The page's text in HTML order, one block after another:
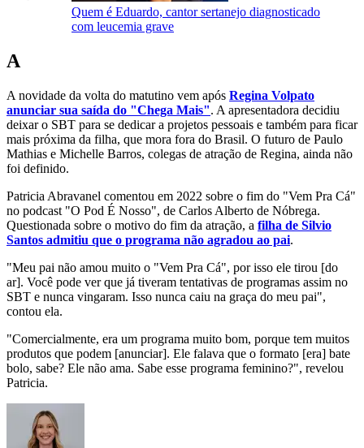
Quem é Eduardo, cantor sertanejo diagnosticado
com leucemia grave
A
A novidade da volta do matutino vem após Regina Volpato
anunciar sua saída do "Chega Mais". A apresentadora decidiu
deixar o SBT para se dedicar a projetos pessoais e também para ficar
mais próxima da filha, que mora fora do Brasil. O futuro de Paulo
Mathias e Michelle Barros, colegas de atração de Regina, ainda não
foi definido.
Patricia Abravanel comentou em 2022 sobre o fim do "Vem Pra Cá"
no podcast "O Pod É Nosso", de Carlos Alberto de Nóbrega.
Questionada sobre o motivo do fim da atração, a filha de Silvio
Santos admitiu que o programa não agradou ao pai.
"Meu pai não amou muito o "Vem Pra Cá", por isso ele tirou [do
ar]. Você pode ver que já tiveram tentativas de programas assim no
SBT e nunca vingaram. Isso nunca caiu na graça do meu pai",
contou ela.
"Comercialmente, era um programa muito bom, porque tem muitos
produtos que podem [anunciar]. Ele falava que o formato [era] bate
bolo, sabe? Ele não ama. Sabe esse programa feminino?", revelou
Patricia.